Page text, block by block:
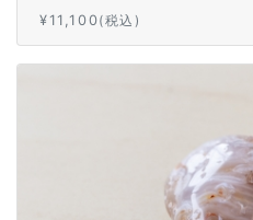
¥11,100(税込)